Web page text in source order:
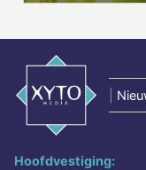
Hoofdvestiging: